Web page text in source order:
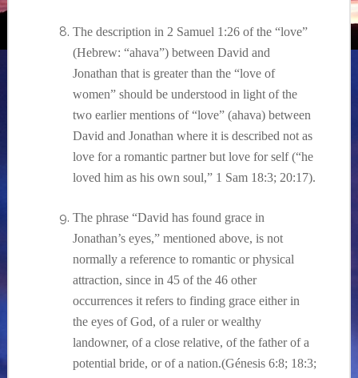
The description in 2 Samuel 1:26 of the “love”
(Hebrew: “ahava”) between David and
Jonathan that is greater than the “love of
women” should be understood in light of the
two earlier mentions of “love” (ahava) between
David and Jonathan where it is described not as
love for a romantic partner but love for self (“he
loved him as his own soul,” 1 Sam 18:3; 20:17).
The phrase “David has found grace in
Jonathan’s eyes,” mentioned above, is not
normally a reference to romantic or physical
attraction, since in 45 of the 46 other
occurrences it refers to finding grace either in
the eyes of God, of a ruler or wealthy
landowner, of a close relative, of the father of a
potential bride, or of a nation.(Génesis 6:8; 18:3;